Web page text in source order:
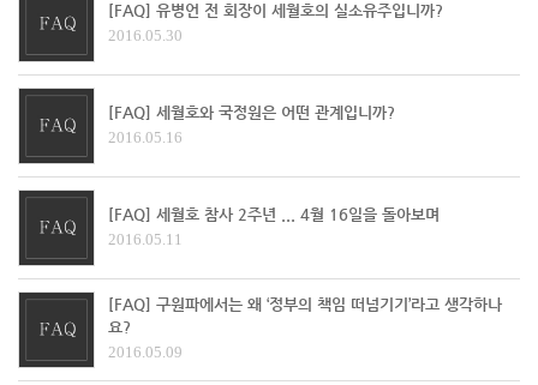
[FAQ] 유병언 전 회장이 세월호의 실소유주입니까?
2016.05.30
[FAQ] 세월호와 국정원은 어떤 관계입니까?
2016.05.16
[FAQ] 세월호 참사 2주년 ... 4월 16일을 돌아보며
2016.05.11
[FAQ] 구원파에서는 왜 ‘정부의 책임 떠넘기기’라고 생각하나
요?
2016.05.09